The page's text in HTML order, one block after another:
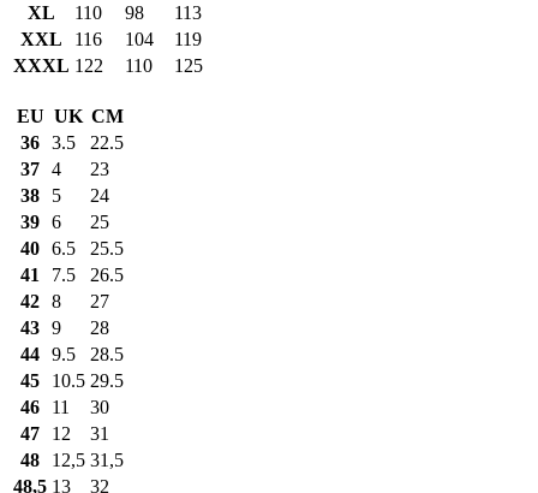
XL
110 98
113
XXL
116 104
119
XXXL 122 110 125
EU UK CM
36 3.5
22.5
37 4
23
38
5
24
39 6
25
40 6.5
25.5
41
7.5
26.5
42 8
27
43 9
28
44 9.5
28.5
45
10.5 29.5
46
11
30
47
12
31
48
12,5 31,5
48,5 13
32